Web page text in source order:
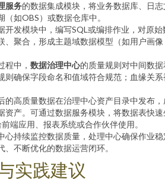
服务的数据集成模块，将业务数据库、日志
如OBS）或数据仓库中。
开发模块中，编写SQL或编排作业，对原始
、聚合，形成主题域数据模型（如用户画像
程中， 数据治理中心的质量规则对中间数据
则确保字段命名和值域符合规范；血缘关系
的高质量数据在治理中心资产目录中发布，
资产。可通过数据服务模块，将数据表快速
端应用、报表系统或合作伙伴使用。
心持续监控数据质量，处理中心确保作业稳
不断优化的数据运营闭环。
实践建议